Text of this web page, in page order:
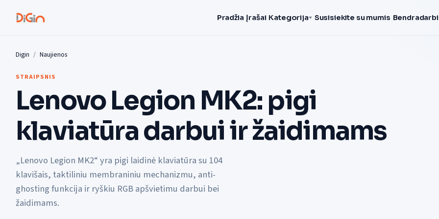
Pradžia Įrašai Kategorija Susisiekite su mumis
Digin Naujienos
STRAIPSNIS
Lenovo Legion MK2: pigi
klaviatūra darbui ir žaidimams
„Lenovo Legion MK2“ yra pigi laidinė klaviatūra su 104
klavišais, taktiliniu membraniniu mechanizmu, anti-
ghosting funkcija ir ryškiu RGB apšvietimu darbui bei
žaidimams.